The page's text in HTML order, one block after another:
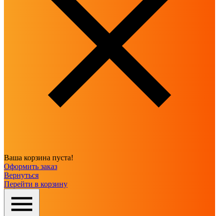
Ваша корзина пуста!
Оформить заказ
Вернуться
Перейти в корзину